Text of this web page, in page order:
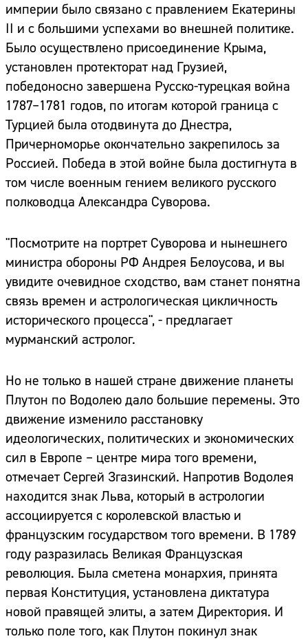
империи было связано с правлением Екатерины
II и с большими успехами во внешней политике.
Было осуществлено присоединение Крыма,
установлен протекторат над Грузией,
победоносно завершена Русско-турецкая война
1787–1781 годов, по итогам которой граница с
Турцией была отодвинута до Днестра,
Причерноморье окончательно закрепилось за
Россией. Победа в этой войне была достигнута в
том числе военным гением великого русского
полководца Александра Суворова.
"Посмотрите на портрет Суворова и нынешнего
министра обороны РФ Андрея Белоусова, и вы
увидите очевидное сходство, вам станет понятна
связь времен и астрологическая цикличность
исторического процесса", - предлагает
мурманский астролог.
Но не только в нашей стране движение планеты
Плутон по Водолею дало большие перемены. Это
движение изменило расстановку
идеологических, политических и экономических
сил в Европе – центре мира того времени,
отмечает Сергей Згазинский. Напротив Водолея
находится знак Льва, который в астрологии
ассоциируется с королевской властью и
французским государством того времени. В 1789
году разразилась Великая Французская
революция. Была сметена монархия, принята
первая Конституция, установлена диктатура
новой правящей элиты, а затем Директория. И
только поле того, как Плутон покинул знак